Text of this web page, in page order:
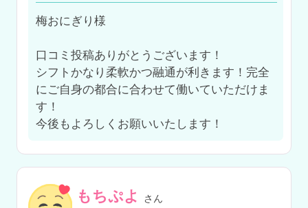
梅おにぎり様
口コミ投稿ありがとうございます！
シフトかなり柔軟かつ融通が利きます！完全
にご自身の都合に合わせて働いていただけま
す！
今後もよろしくお願いいたします！
もちぷよ さん